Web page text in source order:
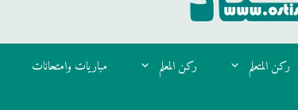
ركن المتعلم ركن المعلم مباريات وامتحانات